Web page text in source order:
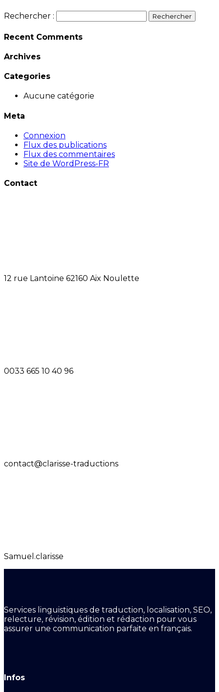
Rechercher :
Recent Comments
Archives
Categories
Aucune catégorie
Meta
Connexion
Flux des publications
Flux des commentaires
Site de WordPress-FR
Contact
12 rue Lantoine 62160 Aix Noulette
0033 665 10 40 96
contact@clarisse-traductions
Samuel.clarisse
Services linguistiques de traduction, localisation, SEO,
relecture, révision, édition et rédaction pour vous
assurer une communication parfaite en français.
Infos